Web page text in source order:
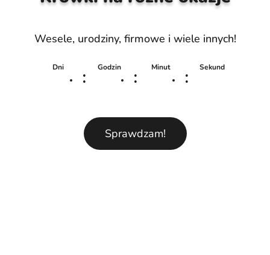
Dni
:
Godzin
:
Minut
:
Sekund
Wesele, urodziny, firmowe i wiele innych!
Sprawdzam!